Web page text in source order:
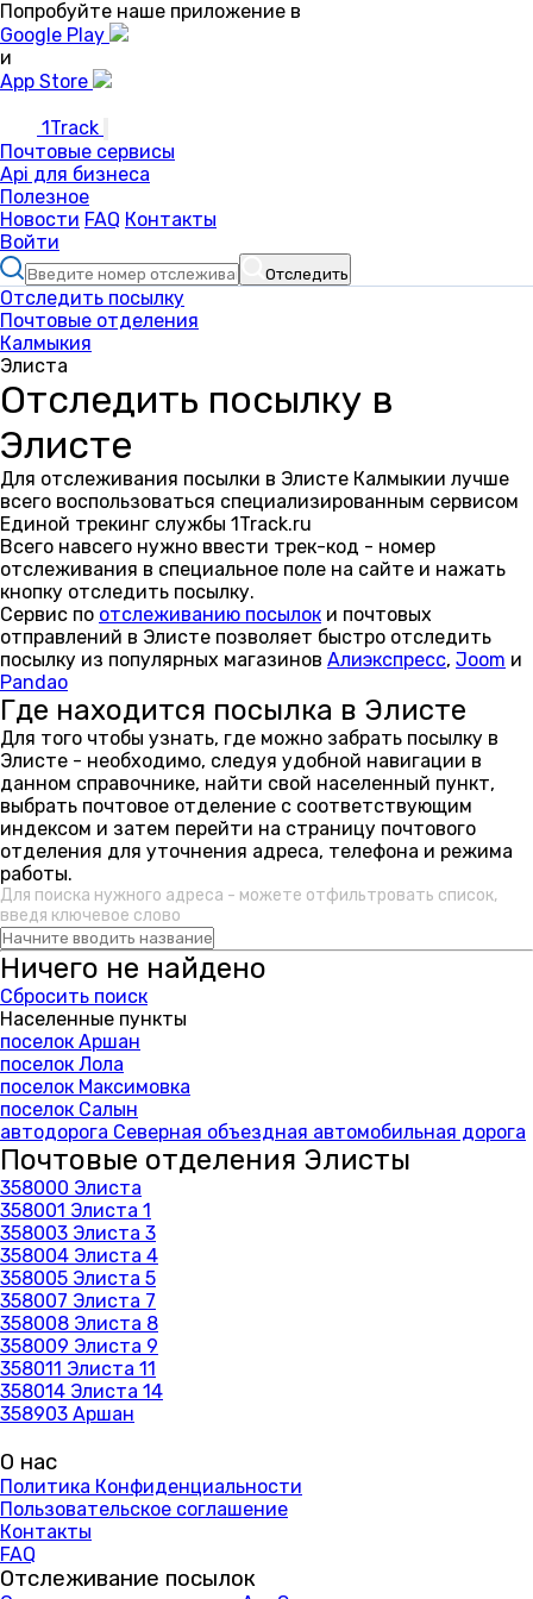
Попробуйте наше приложение в
Google Play
и
App Store
1Track
Почтовые сервисы
Api для бизнеса
Полезное
Новости FAQ Контакты
Войти
Отследить
Отследить посылку
Почтовые отделения
Калмыкия
Элиста
Отследить посылку в
Элисте
Для отслеживания посылки в Элисте Калмыкии лучше
всего воспользоваться специализированным сервисом
Единой трекинг службы 1Track.ru
Всего навсего нужно ввести трек-код - номер
отслеживания в специальное поле на сайте и нажать
кнопку отследить посылку.
Сервис по отслеживанию посылок и почтовых
отправлений в Элисте позволяет быстро отследить
посылку из популярных магазинов Алиэкспресс, Joom и
Pandao
Где находится посылка в Элисте
Для того чтобы узнать, где можно забрать посылку в
Элисте - необходимо, следуя удобной навигации в
данном справочнике, найти свой населенный пункт,
выбрать почтовое отделение с соответствующим
индексом и затем перейти на страницу почтового
отделения для уточнения адреса, телефона и режима
работы.
Для поиска нужного адреса - можете отфильтровать список,
введя ключевое слово
Ничего не найдено
Сбросить поиск
Населенные пункты
поселок Аршан
поселок Лола
поселок Максимовка
поселок Салын
автодорога Северная объездная автомобильная дорога
Почтовые отделения Элисты
358000 Элиста
358001 Элиста 1
358003 Элиста 3
358004 Элиста 4
358005 Элиста 5
358007 Элиста 7
358008 Элиста 8
358009 Элиста 9
358011 Элиста 11
358014 Элиста 14
358903 Аршан
О нас
Политика Конфиденциальности
Пользовательское соглашение
Контакты
FAQ
Отслеживание посылок